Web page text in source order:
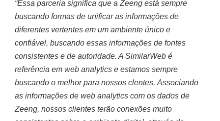
“Essa parceria significa que a Zeeng está sempre
buscando formas de unificar as informações de
diferentes vertentes em um ambiente único e
confiável, buscando essas informações de fontes
consistentes e de autoridade. A SimilarWeb é
referência em web analytics e estamos sempre
buscando o melhor para nossos clentes. Associando
as informações de web analytics com os dados de
Zeeng, nossos clientes terão conexões muito